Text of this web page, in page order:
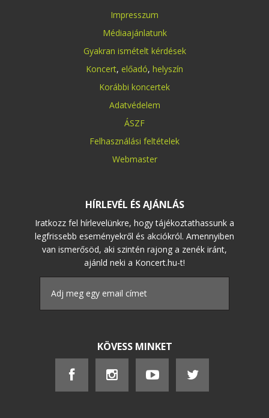
Impresszum
Médiaajánlatunk
Gyakran ismételt kérdések
Koncert, előadó, helyszín
Korábbi koncertek
Adatvédelem
ÁSZF
Felhasználási feltételek
Webmaster
HÍRLEVÉL ÉS AJÁNLÁS
Iratkozz fel hírlevelünkre, hogy tájékoztathassunk a
legfrissebb eseményekről és akciókról. Amennyiben
van ismerősöd, aki szintén rajong a zenék iránt,
ajánld neki a Koncert.hu-t!
KÖVESS MINKET